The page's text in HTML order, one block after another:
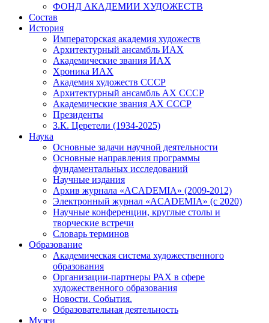
ФОНД АКАДЕМИИ ХУДОЖЕСТВ
Состав
История
Императорская академия художеств
Архитектурный ансамбль ИАХ
Академические звания ИАХ
Хроника ИАХ
Академия художеств СССР
Архитектурный ансамбль АХ СССР
Академические звания АХ СССР
Президенты
З.К. Церетели (1934-2025)
Наука
Основные задачи научной деятельности
Основные направления программы
фундаментальных исследований
Научные издания
Архив журнала «ACADEMIA» (2009-2012)
Электронный журнал «ACADEMIA» (с 2020)
Научные конференции, круглые столы и
творческие встречи
Словарь терминов
Образование
Академическая система художественного
образования
Организации-партнеры РАХ в сфере
художественного образования
Новости. События.
Образовательная деятельность
Музеи